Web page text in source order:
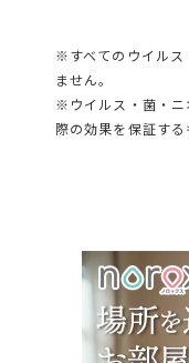
※すべてのウイルス
ません。
※ウイルス・菌・ニ
際の効果を保証する